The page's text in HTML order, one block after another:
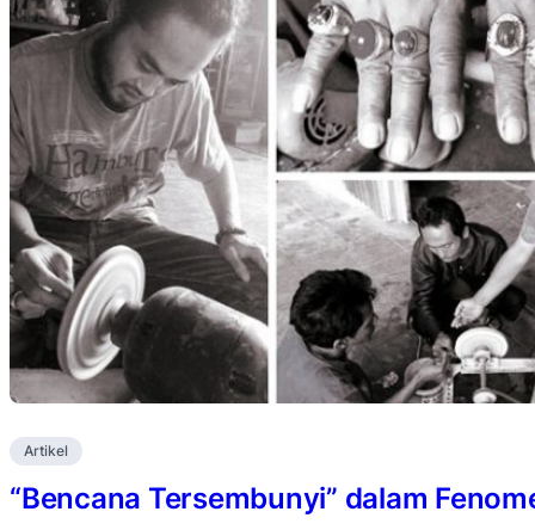
Artikel
“Bencana Tersembunyi” dalam